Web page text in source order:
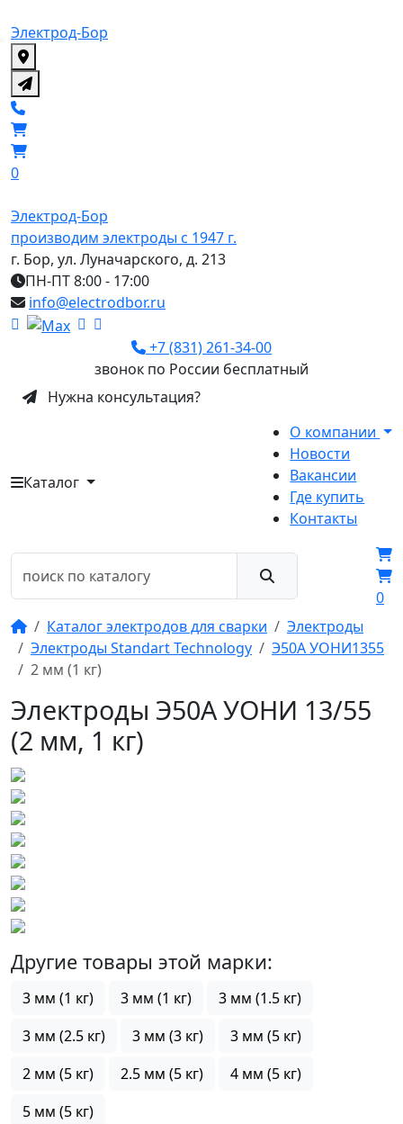
Электрод-Бор
0
Электрод-Бор
производим электроды с 1947 г.
г. Бор, ул. Луначарского, д. 213
ПН-ПТ 8:00 - 17:00
info@electrodbor.ru
+7 (831) 261-34-00
звонок по России бесплатный
Нужна консультация?
Каталог
О компании
Новости
Вакансии
Где купить
Контакты
0
Каталог электродов для сварки
Электроды
Электроды Standart Technology
Э50А УОНИ1355
2 мм (1 кг)
Электроды Э50А УОНИ 13/55
(2 мм, 1 кг)
Другие товары этой марки:
3 мм (1 кг) 3 мм (1 кг)
3 мм (1.5 кг)
3 мм (2.5 кг)
3 мм (3 кг)
3 мм (5 кг)
2 мм (5 кг)
2.5 мм (5 кг)
4 мм (5 кг)
5 мм (5 кг)